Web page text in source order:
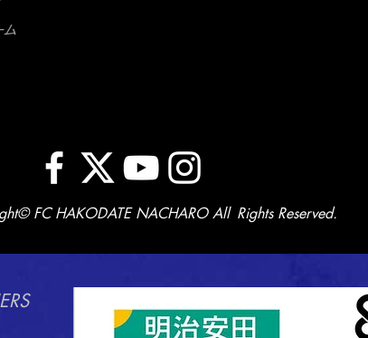
ム
FC HAKODATE NACHARO All Rights Reserved.